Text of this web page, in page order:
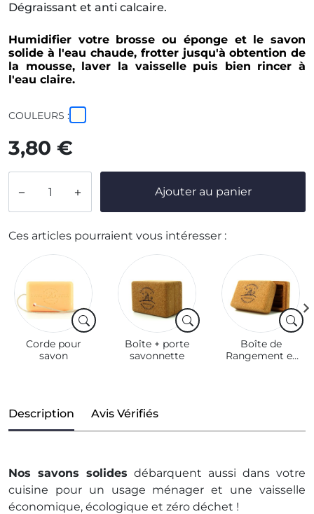
Dégraissant et anti calcaire.
Humidifier votre brosse ou éponge et le savon
solide à l'eau chaude, frotter jusqu'à obtention de
la mousse, laver la vaisselle puis bien rincer à
l'eau claire.
COULEURS :
3,80 €
  Ajouter au panier
Ces articles pourraient vous intéresser :
Corde pour
savon
Boîte + porte
savonnette
Boîte de
Rangement et
Description Avis Vérifiés
Nos savons solides débarquent aussi dans votre
cuisine pour un usage ménager et une vaisselle
économique, écologique et zéro déchet !